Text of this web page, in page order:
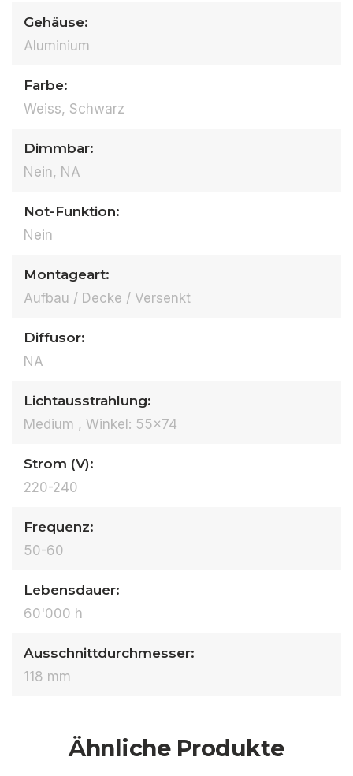
Gehäuse:
Aluminium
Farbe:
Weiss, Schwarz
Dimmbar:
Nein, NA
Not-Funktion:
Nein
Montageart:
Aufbau / Decke / Versenkt
Diffusor:
NA
Lichtausstrahlung:
Medium , Winkel: 55x74
Strom (V):
220-240
Frequenz:
50-60
Lebensdauer:
60'000 h
Ausschnittdurchmesser:
118 mm
Ähnliche Produkte